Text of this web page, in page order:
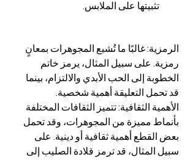
تثبيتها على الملابس.
الرمزية: غالبًا ما تُشبع المجوهرات بمعانٍ
رمزية. على سبيل المثال، يرمز خاتم
الخطوبة إلى الحب الأبدي والالتزام، بينما
قد تحمل التعليقة أهمية شخصية.
الأهمية الثقافية: تتميز الثقافات المختلفة
بأنماط مميزة من المجوهرات، وقد تحمل
بعض القطع أهمية ثقافية أو دينية. على
سبيل المثال، قد ترمز قلادة الصليب إلى